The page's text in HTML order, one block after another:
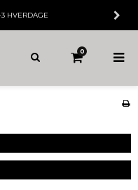
3 HVERDAGE
0